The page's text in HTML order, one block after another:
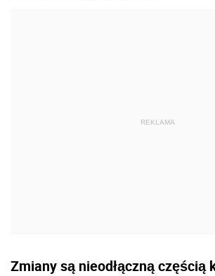
Zmiany są nieodłączną częścią